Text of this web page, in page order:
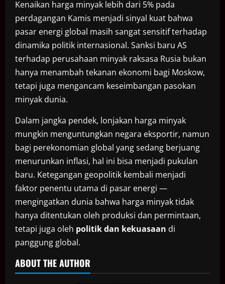
Kenaikan harga minyak lebih dari 5% pada
perdagangan Kamis menjadi sinyal kuat bahwa
pasar energi global masih sangat sensitif terhadap
dinamika politik internasional. Sanksi baru AS
terhadap perusahaan minyak raksasa Rusia bukan
hanya menambah tekanan ekonomi bagi Moskow,
tetapi juga mengancam keseimbangan pasokan
minyak dunia.
Dalam jangka pendek, lonjakan harga minyak
mungkin menguntungkan negara eksportir, namun
bagi perekonomian global yang sedang berjuang
menurunkan inflasi, hal ini bisa menjadi pukulan
baru. Ketegangan geopolitik kembali menjadi
faktor penentu utama di pasar energi —
mengingatkan dunia bahwa harga minyak tidak
hanya ditentukan oleh produksi dan permintaan,
tetapi juga oleh politik dan kekuasaan di
panggung global.
ABOUT THE AUTHOR